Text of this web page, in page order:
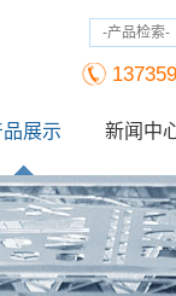
设备
品展示
机械配件系列
新闻中